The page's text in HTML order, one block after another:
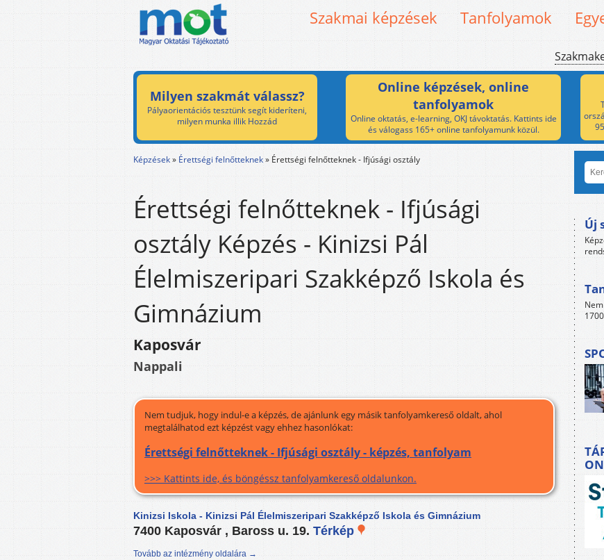
Szakmai képzések Tanfolyamok
Milyen szakmát válassz?
Pályaorientációs tesztünk segít kideríteni,
milyen munka illik Hozzád
Online képzések, online
tanfolyamok
Online oktatás, e-learning, OKJ távoktatás. Kattints ide
és válogass 165+ online tanfolyamunk közül.
Képzések» Érettségi felnőtteknek» Érettségi felnőtteknek - Ifjúsági osztály
Érettségi felnőtteknek - Ifjúsági
osztály Képzés - Kinizsi Pál
Élelmiszeripari Szakképző Iskola és
Gimnázium
Kaposvár
Nappali
Nem tudjuk, hogy indul-e a képzés, de ajánlunk egy másik tanfolyamkereső oldalt, ahol
megtalálhatod ezt képzést vagy ehhez hasonlókat:
Érettségi felnőtteknek - Ifjúsági osztály - képzés, tanfolyam
>>> Kattints ide, és böngéssz tanfolyamkereső oldalunkon.
Kinizsi Iskola - Kinizsi Pál Élelmiszeripari Szakképző Iskola és Gimnázium
7400 Kaposvár , Baross u. 19. Térkép
Tovább az intézmény oldalára →
Új